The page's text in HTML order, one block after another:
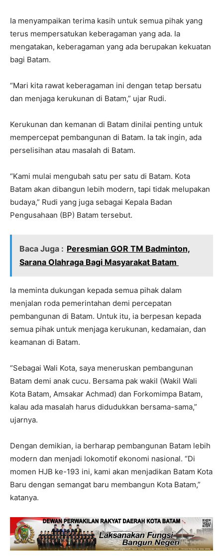
Ia menyampaikan terima kasih untuk semua pihak yang
terus mempersatukan keberagaman yang ada. Ia
mengatakan, keberagaman yang ada berupakan kekuatan
bagi Batam.
“Mari kita rawat keberagaman ini dengan tetap bersatu
dan menjaga kerukunan di Batam,” ujar Rudi.
Kerukunan dan kemanan di Batam dinilai penting untuk
mempercepat pembangunan di Batam. Ia tak ingin, ada
perselisihan atau masalah di Batam.
“Kami mulai mengubah satu per satu di Batam. Kota
Batam akan dibangun lebih modern, tapi tidak melupakan
budaya,” Rudi yang juga sebagai Kepala Badan
Pengusahaan (BP) Batam tersebut.
Baca Juga : Peresmian GOR TM Badminton,
Sarana Olahraga Bagi Masyarakat Batam
Ia meminta dukungan kepada semua pihak dalam
menjalan roda pemerintahan demi percepatan
pembangunan di Batam. Untuk itu, ia berpesan kepada
semua pihak untuk menjaga kerukunan, kedamaian, dan
keamanan di Batam.
“Sebagai Wali Kota, saya meneruskan pembangunan
Batam demi anak cucu. Bersama pak wakil (Wakil Wali
Kota Batam, Amsakar Achmad) dan Forkomimpa Batam,
kalau ada masalah harus didudukkan bersama-sama,”
ujarnya.
Dengan demikian, ia berharap pembangunan Batam lebih
modern dan menjadi lokomotif ekonomi nasional. “Di
momen HJB ke-193 ini, kami akan menjadikan Batam Kota
Baru dengan semangat baru membangun Kota Batam,”
katanya.